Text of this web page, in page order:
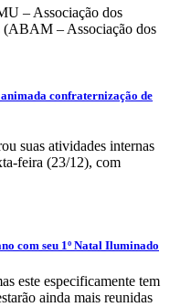
– Associação dos
(ABAM – Associação dos
confraternização de
suas atividades internas
feira (23/12), com
com seu 1º Natal Iluminado
este especificamente tem
ainda mais reunidas